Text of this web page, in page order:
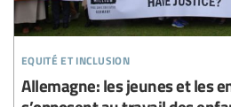
equité et inclusion
Allemagne: les jeunes et les